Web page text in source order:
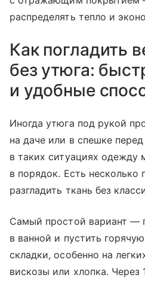
распределять тепло и
Как погладить
без утюга:
и удобные
Иногда утюга под рукой
на даче или в спешке
в таких ситуациях одежду
в порядок. Есть несколько
разгладить ткань без
Самый простой вариант —
в ванной и пустить
складки, особенно на
вискозы или хлопка. Через